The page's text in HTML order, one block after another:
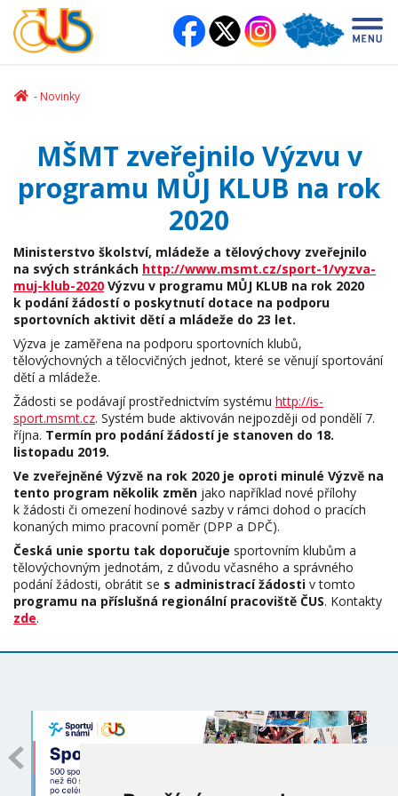
Novinky
MŠMT zveřejnilo Výzvu v
programu MŮJ KLUB na rok
2020
Ministerstvo školství, mládeže a tělovýchovy zveřejnilo
na svých stránkách http://www.msmt.cz/sport-1/vyzva-
muj-klub-2020 Výzvu v programu MŮJ KLUB na rok 2020
k podání žádostí o poskytnutí dotace na podporu
sportovních aktivit dětí a mládeže do 23 let.
Výzva je zaměřena na podporu sportovních klubů,
tělovýchovných a tělocvičných jednot, které se věnují sportování
dětí a mládeže.
Žádosti se podávají prostřednictvím systému http://is-
sport.msmt.cz. Systém bude aktivován nejpozději od pondělí 7.
října. Termín pro podání žádostí je stanoven do 18.
listopadu 2019.
Ve zveřejněné Výzvě na rok 2020 je oproti minulé Výzvě na
tento program několik změn jako například nové přílohy
k žádosti či omezení hodinové sazby v rámci dohod o pracích
konaných mimo pracovní poměr (DPP a DPČ).
Česká unie sportu tak doporučuje sportovním klubům a
tělovýchovným jednotám, z důvodu včasného a správného
podání žádosti, obrátit se s administrací žádosti v tomto
programu na příslušná regionální pracoviště ČUS. Kontakty
zde.